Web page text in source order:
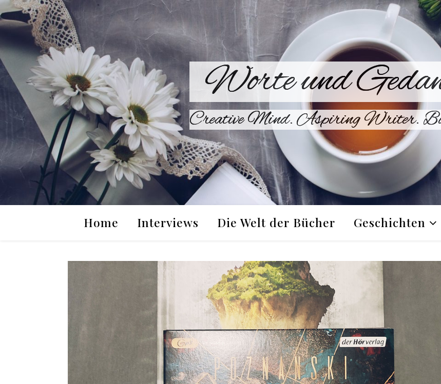
Worte und
Creative Mind. Aspiring Writer.
Home Interviews Die Welt der Bücher Geschichten